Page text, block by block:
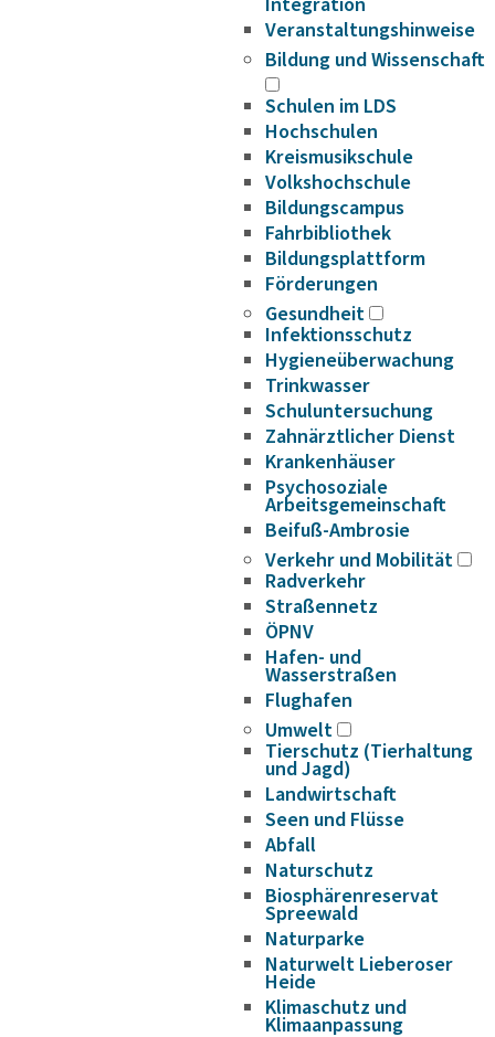
Veranstaltungshinweise
Bildung und Wissenschaft
Schulen im LDS
Hochschulen
Kreismusikschule
Volkshochschule
Bildungscampus
Fahrbibliothek
Bildungsplattform
Förderungen
Gesundheit
Infektionsschutz
Hygieneüberwachung
Trinkwasser
Schuluntersuchung
Zahnärztlicher Dienst
Krankenhäuser
Psychosoziale
Arbeitsgemeinschaft
Beifuß-Ambrosie
Verkehr und Mobilität
Radverkehr
Straßennetz
ÖPNV
Hafen- und
Wasserstraßen
Flughafen
Umwelt
Tierschutz (Tierhaltung
und Jagd)
Landwirtschaft
Seen und Flüsse
Abfall
Naturschutz
Biosphärenreservat
Spreewald
Naturparke
Naturwelt Lieberoser
Heide
Klimaschutz und
Klimaanpassung